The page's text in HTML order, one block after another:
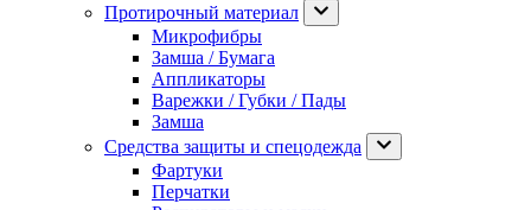
Протирочный материал
Микрофибры
Замша / Бумага
Аппликаторы
Варежки / Губки / Пады
Замша
Средства защиты и спецодежда
Фартуки
Перчатки